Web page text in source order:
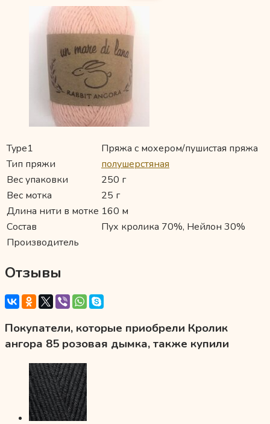
Type1
Пряжа с мохером/пушистая пряжа
Тип пряжи
полушерстяная
Вес упаковки
250 г
Вес мотка
25 г
Длина нити в мотке 160 м
Состав
Пух кролика 70%, Нейлон 30%
Производитель
Отзывы
Покупатели, которые приобрели Кролик
ангора 85 розовая дымка, также купили